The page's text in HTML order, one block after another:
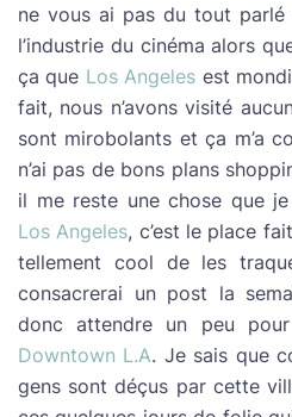
ne vous ai pas du tout
l’industrie du cinéma alors
ça que Los Angeles est
fait, nous n’avons visité
sont mirobolants et ça m’a
n’ai pas de bons plans
il me reste une chose que
Los Angeles, c’est le place
tellement cool de les
consacrerai un post la
donc attendre un peu
Downtown L.A. Je sais que
gens sont déçus par cette